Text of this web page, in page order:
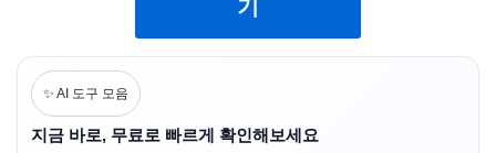
기
✨ AI 도구 모음
지금 바로, 무료로 빠르게 확인해보세요